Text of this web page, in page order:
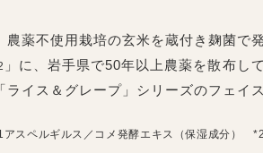
薬不使用栽培の玄米を蔵付き麹菌で
」に、岩手県で50年以上農薬を散布し
ライス＆グレープ」シリーズのフェイ
アスペルギルス／コメ発酵エキス（保湿成分）